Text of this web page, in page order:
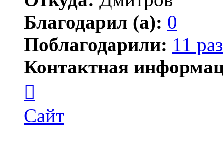
Благодарил (а): 0
Поблагодарили: 11 раз
Контактная
пользователя
Ксения
Сайт